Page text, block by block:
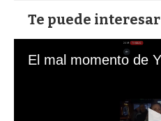
Te puede interesar